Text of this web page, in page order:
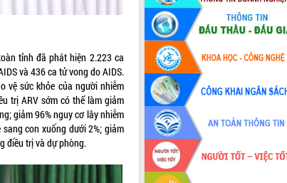
tỉnh đã phát hiện 2.223 ca
và 436 ca tử vong do AIDS.
vệ sức khỏe của người nhiễm
trị ARV sớm có thể làm giảm
giảm 96% nguy cơ lây nhiễm
con xuống dưới 2%; giảm
điều trị và dự phòng.